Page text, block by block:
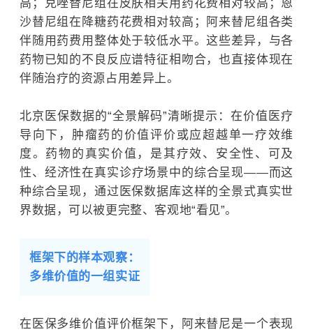
高；克唑替尼组在皮肤相关用药花费相对较高；恩
沙替尼组在降糖药花费相对较高；阿来替尼组各类
伴随用药费用整体处于较低水平。这些差异，与各
药物已知的不良反应谱特征相吻合，也直接体现在
伴随治疗的资源占用差异上。
北京医保数据的“全景解码”清晰提示：在价值医疗
导向下，肿瘤药的价值评价或应超越单一疗效维
度。药物的真实价值，是其疗效、安全性、可及
性、经济性在真实诊疗场景中的综合呈现——而这
种综合呈现，通过医保数据库这样的全景式真实世
界数据，可以被更完整、客观地“看见”。
框架下的样本观察：
多维价值的一组实证
在医保多维价值评价框架下，阿来替尼是一个表现